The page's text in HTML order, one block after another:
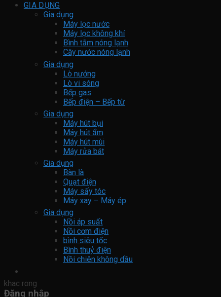
GIA DỤNG
Gia dụng
Máy lọc nước
Máy lọc không khí
Bình tắm nóng lạnh
Cây nước nóng lạnh
Gia dụng
Lò nướng
Lò vi sóng
Bếp gas
Bếp điện – Bếp từ
Gia dụng
Máy hút bụi
Máy hút ẩm
Máy hút mùi
Máy rửa bát
Gia dụng
Bàn là
Quạt điện
Máy sấy tóc
Máy xay – Máy ép
Gia dụng
Nồi áp suất
Nồi cơm điện
bình siêu tốc
Bình thuỷ điện
Nồi chiên không dầu
khac rong
Đăng nhập